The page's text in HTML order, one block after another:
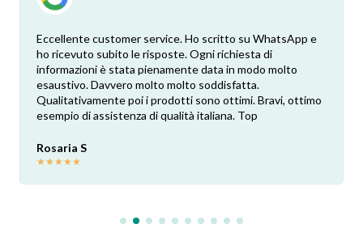
Eccellente customer service. Ho scritto su WhatsApp e
ho ricevuto subito le risposte. Ogni richiesta di
informazioni è stata pienamente data in modo molto
esaustivo. Davvero molto molto soddisfatta.
Qualitativamente poi i prodotti sono ottimi. Bravi, ottimo
esempio di assistenza di qualità italiana. Top
Rosaria S
★★★★★